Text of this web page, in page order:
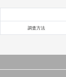
調査方法